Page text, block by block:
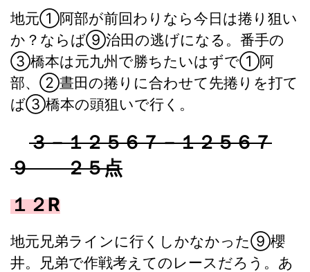
地元①阿部が前回わりなら今日は捲り狙い
か？ならば⑨治田の逃げになる。番手の
③橋本は元九州で勝ちたいはずで①阿
部、②晝田の捲りに合わせて先捲りを打て
ば③橋本の頭狙いで行く。
３－１２５６７－１２５６７
９ ２５点
１２R
地元兄弟ラインに行くしかなかった⑨櫻
井。兄弟で作戦考えてのレースだろう。あ